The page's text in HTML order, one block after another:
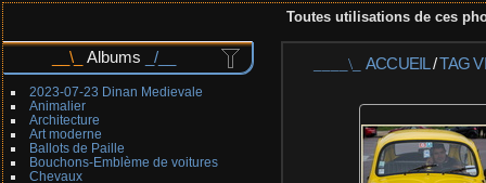
Toutes utilisations de ces
Albums
2023-07-23 Dinan Medievale
Animalier
Architecture
Art moderne
Ballots de Paille
Bouchons-Emblème de voitures
Chevaux
ACCUEIL/TAG